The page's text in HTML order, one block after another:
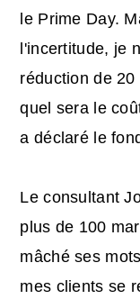
le Prime Day.
l'incertitude, je
réduction de
quel sera le
a déclaré le
Le consultant
plus de 100
mâché ses
mes clients se